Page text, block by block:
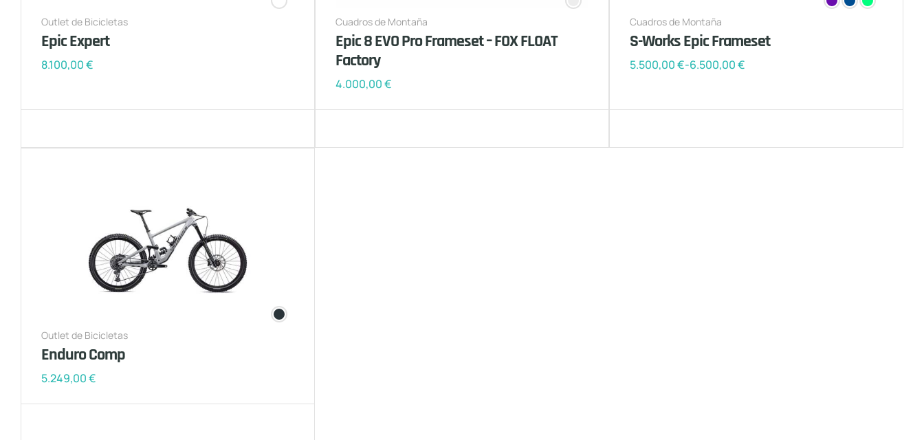
Outlet de Bicicletas
Epic Expert
8.100,00€
Cuadros de Montaña
Epic 8 EVO Pro Frameset – FOX FLOAT
Factory
4.000,00€
Cuadros de Montaña
S-Works Epic Frameset
5.500,00€-6.500,00€
Outlet de Bicicletas
Enduro Comp
5.249,00€